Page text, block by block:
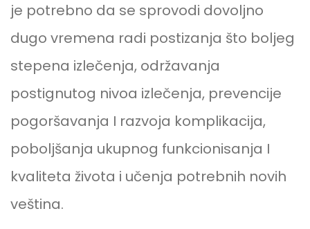
je potrebno da se sprovodi dovoljno
dugo vremena radi postizanja što boljeg
stepena izlečenja, održavanja
postignutog nivoa izlečenja, prevencije
pogoršavanja I razvoja komplikacija,
poboljšanja ukupnog funkcionisanja I
kvaliteta života i učenja potrebnih novih
veština.